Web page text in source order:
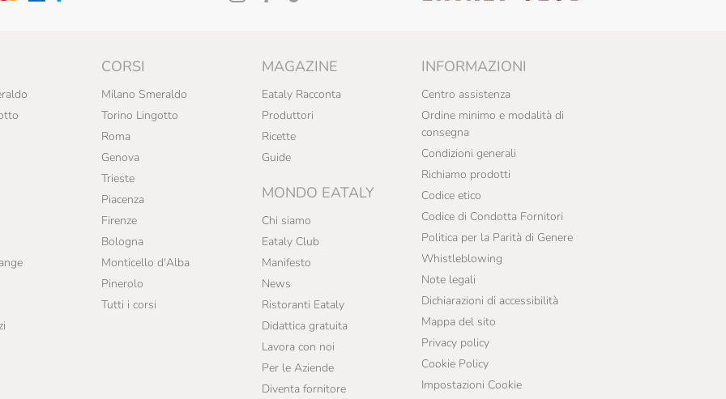
CORSI
Milano Smeraldo
Torino Lingotto
Roma
Genova
Trieste
Piacenza
Firenze
Bologna
Monticello d'Alba
Pinerolo
Tutti i corsi
MAGAZINE
Eataly Racconta
Produttori
Ricette
Guide
MONDO EATALY
Chi siamo
Eataly Club
Manifesto
News
Ristoranti Eataly
Didattica gratuita
Lavora con noi
Per le Aziende
Diventa fornitore
INFORMAZIONI
Centro assistenza
Ordine minimo e modalità di
consegna
Condizioni generali
Richiamo prodotti
Codice etico
Codice di Condotta Fornitori
Politica per la Parità di Genere
Whistleblowing
Note legali
Dichiarazioni di accessibilità
Mappa del sito
Privacy policy
Cookie Policy
Impostazioni Cookie